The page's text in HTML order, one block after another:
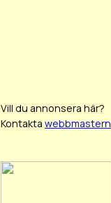
Vill du annonsera här?
Kontakta webbmastern